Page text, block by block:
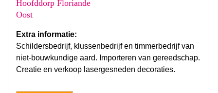
Hoofddorp Floriande
Oost
Extra informatie:
Schildersbedrijf, klussenbedrijf en timmerbedrijf van
niet-bouwkundige aard. Importeren van gereedschap.
Creatie en verkoop lasergesneden decoraties.